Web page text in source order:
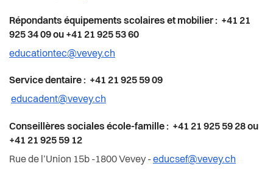
Répondants équipements scolaires et mobilier : +41 21
925 34 09 ou +41 21 925 53 60
educationtec@vevey.ch
Service dentaire : +41 21 925 59 09
educadent@vevey.ch
Conseillères sociales école-famille : +41 21 925 59 28 ou
+41 21 925 59 12
Rue de l’Union 15b -1800 Vevey -educsef@vevey.ch